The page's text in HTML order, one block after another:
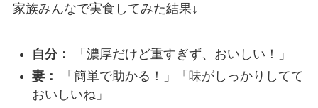
家族みんなで実食してみた結果↓
自分：
「濃厚だけど重すぎず、おいしい！」
妻：
「簡単で助かる！」「味がしっかりしてて
おいしいね」